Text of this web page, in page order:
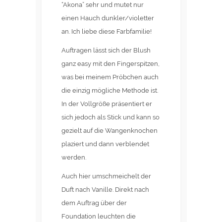
“Akona” sehr und mutet nur
einen Hauch dunkler/violetter
an. Ich liebe diese Farbfamilie!
Auftragen lässt sich der Blush
ganz easy mit den Fingerspitzen,
was bei meinem Pröbchen auch
die einzig mögliche Methode ist.
In der Vollgröße präsentiert er
sich jedoch als Stick und kann so
gezielt auf die Wangenknochen
plaziert und dann verblendet
werden.
Auch hier umschmeichelt der
Duft nach Vanille. Direkt nach
dem Auftrag über der
Foundation leuchten die